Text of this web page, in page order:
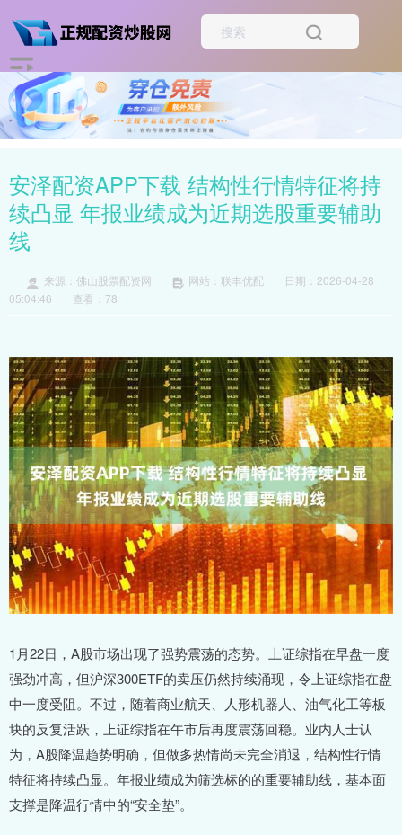
安泽配资APP下载 结构性行情特征将持
续凸显 年报业绩成为近期选股重要辅助
线
来源：佛山股票配资网 网站：联丰优配
日期：2026-04-28
05:04:46
查看：78
1月22日，A股市场出现了强势震荡的态势。上证综指在早盘一度
强劲冲高，但沪深300ETF的卖压仍然持续涌现，令上证综指在盘
中一度受阻。不过，随着商业航天、人形机器人、油气化工等板
块的反复活跃，上证综指在午市后再度震荡回稳。业内人士认
为，A股降温趋势明确，但做多热情尚未完全消退，结构性行情
特征将持续凸显。年报业绩成为筛选标的的重要辅助线，基本面
支撑是降温行情中的“安全垫”。